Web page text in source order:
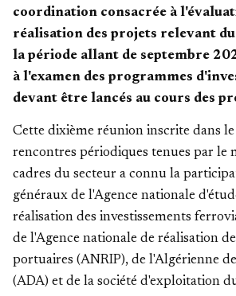
coordination consacrée à
réalisation des projets relevant
la période allant de septembre
à l'examen des programmes
devant être lancés au cours des
Cette dixième réunion inscrite dans le
rencontres périodiques tenues par le
cadres du secteur a connu la
généraux de l'Agence nationale
réalisation des investissements
de l'Agence nationale de réalisation
portuaires (ANRIP), de l'Algérienne
(ADA) et de la société d'exploitation